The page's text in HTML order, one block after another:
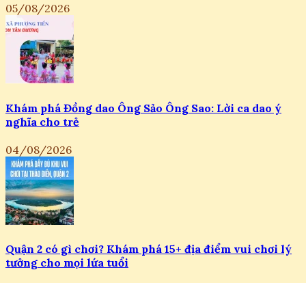
05/08/2026
Khám phá Đồng dao Ông Sảo Ông Sao: Lời ca dao ý
nghĩa cho trẻ
04/08/2026
Quận 2 có gì chơi? Khám phá 15+ địa điểm vui chơi lý
tưởng cho mọi lứa tuổi